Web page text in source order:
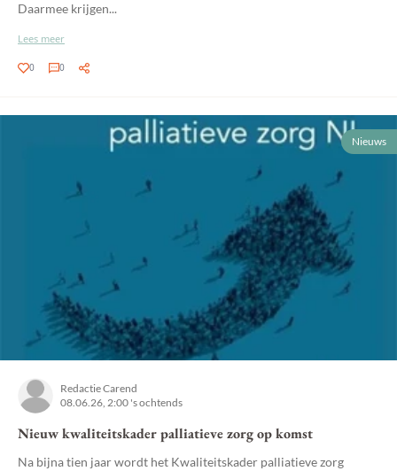
Daarmee krijgen...
Lees meer
0 0
Nieuws
Redactie Carend
08.06.26, 2:00 's ochtends
Nieuw kwaliteitskader palliatieve zorg op komst
Na bijna tien jaar wordt het Kwaliteitskader palliatieve zorg